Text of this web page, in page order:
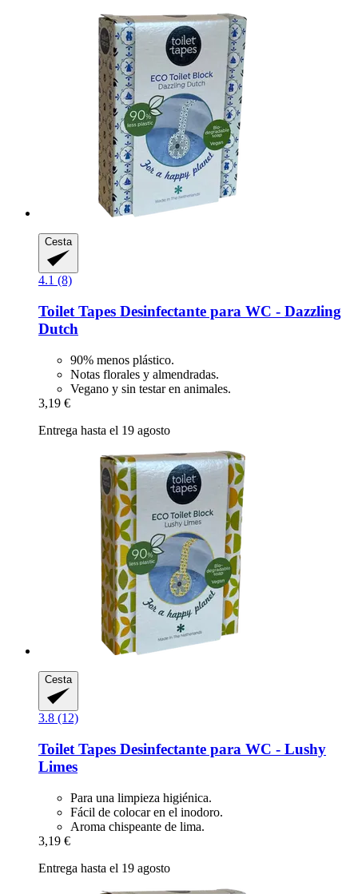
Cesta
4.1 (8)
Toilet Tapes Desinfectante para WC -​ Dazzling
Dutch
90% menos plástico.
Notas florales y almendradas.
Vegano y sin testar en animales.
3,19 €
Entrega hasta el 19 agosto
Cesta
3.8 (12)
Toilet Tapes Desinfectante para WC -​ Lushy
Limes
Para una limpieza higiénica.
Fácil de colocar en el inodoro.
Aroma chispeante de lima.
3,19 €
Entrega hasta el 19 agosto